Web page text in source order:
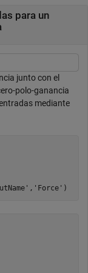
para un
junto con el
polo-ganancia
mediante
, 'Force' )